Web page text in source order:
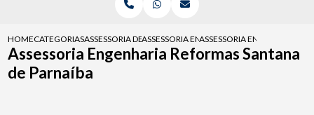
HOMECATEGORIASASSESSORIA DE ENGENHARIAASSESSORIA ENGENHARIA PARA
ASSESSORIA ENGENHARIA
Assessoria Engenharia Reformas Santana
de Parnaíba